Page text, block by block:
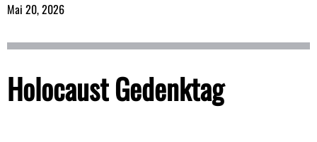
Mai 20, 2026
Holocaust Gedenktag